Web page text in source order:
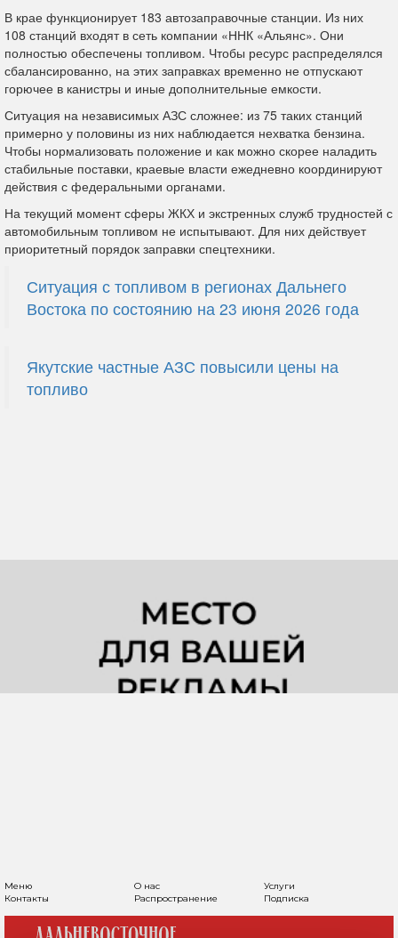
В крае функционирует 183 автозаправочные станции. Из них
108 станций входят в сеть компании «ННК «Альянс». Они
полностью обеспечены топливом. Чтобы ресурс распределялся
сбалансированно, на этих заправках временно не отпускают
горючее в канистры и иные дополнительные емкости.
Ситуация на независимых АЗС сложнее: из 75 таких станций
примерно у половины из них наблюдается нехватка бензина.
Чтобы нормализовать положение и как можно скорее наладить
стабильные поставки, краевые власти ежедневно координируют
действия с федеральными органами.
На текущий момент сферы ЖКХ и экстренных служб трудностей с
автомобильным топливом не испытывают. Для них действует
приоритетный порядок заправки спецтехники.
Ситуация с топливом в регионах Дальнего
Востока по состоянию на 23 июня 2026 года
Якутские частные АЗС повысили цены на
топливо
Меню О нас
Услуги
Контакты
Распространение Подписка